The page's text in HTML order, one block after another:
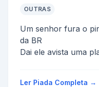
OUTRAS
Um senhor fura o
da BR
Dai ele avista uma
Ler Piada Completa →